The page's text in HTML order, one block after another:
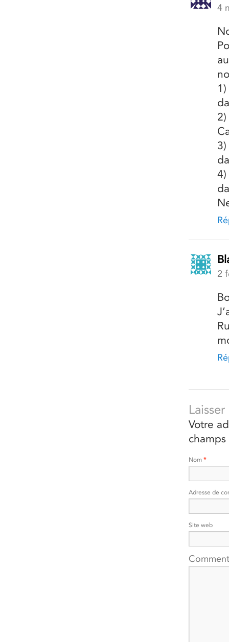
4
2
Votre
Nom *
Adresse de
Site web